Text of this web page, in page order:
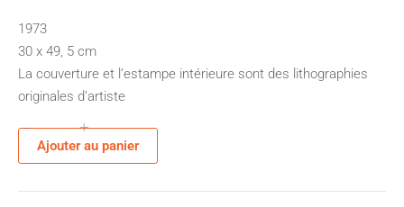
1973
30 x 49, 5 cm
La couverture et l’estampe intérieure sont des lithographies
originales d’artiste
quantité
de
- +
Ajouter au panier